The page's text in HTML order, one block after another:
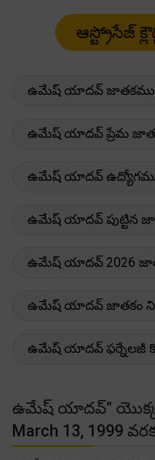
ఉమేష్ యాదవ్ జాతకము
ఉమేష్ యాదవ్ ప్రేమ
ఉమేష్ యాదవ్
ఉమేష్ యాదవ్ పుట్టిన
ఉమేష్ యాదవ్ 2026
ఉమేష్ యాదవ్ జాతకం
ఉమేష్ యాదవ్ ఫర్నేలజీ
ఉమేష్ యాదవ్" యొక్క
March 13, 1999